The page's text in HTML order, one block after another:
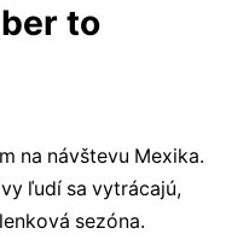
to
na návštevu Mexika.
ľudí sa vytrácajú,
sezóna.